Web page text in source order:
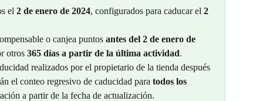
el 2 de enero de 2024, configurados para caducar el 2
o canjea puntos antes del 2 de enero de
otros 365 días a partir de la última actividad.
realizados por el propietario de la tienda después
el conteo regresivo de caducidad para todos los
a partir de la fecha de actualización.